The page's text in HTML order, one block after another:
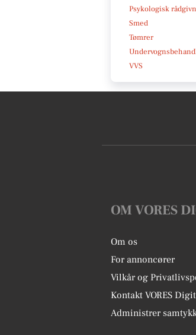
Psykologisk
Smed
Tømrer
VVS
OM VORES
Om os
For annoncører
Vilkår og
Kontakt VORES
Administrer